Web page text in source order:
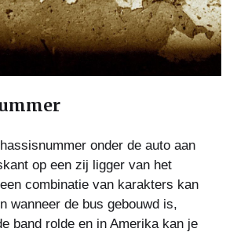
onder de auto aan
op een zij ligger van het
combinatie van karakters kan
wanneer de bus gebouwd is,
band rolde en in Amerika kan je